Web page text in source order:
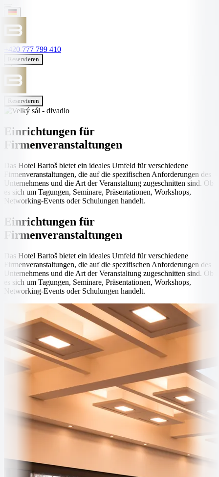
+420 777 799 410
Reservieren
Reservieren
Einrichtungen für
Firmenveranstaltungen
Das Hotel Bartoš bietet ein ideales Umfeld für verschiedene
Firmenveranstaltungen, die auf die spezifischen Anforderungen des
Unternehmens und die Art der Veranstaltung zugeschnitten sind. Ob
es sich um Tagungen, Seminare, Präsentationen, Workshops,
Networking-Events oder Schulungen handelt.
Einrichtungen für
Firmenveranstaltungen
Das Hotel Bartoš bietet ein ideales Umfeld für verschiedene
Firmenveranstaltungen, die auf die spezifischen Anforderungen des
Unternehmens und die Art der Veranstaltung zugeschnitten sind. Ob
es sich um Tagungen, Seminare, Präsentationen, Workshops,
Networking-Events oder Schulungen handelt.